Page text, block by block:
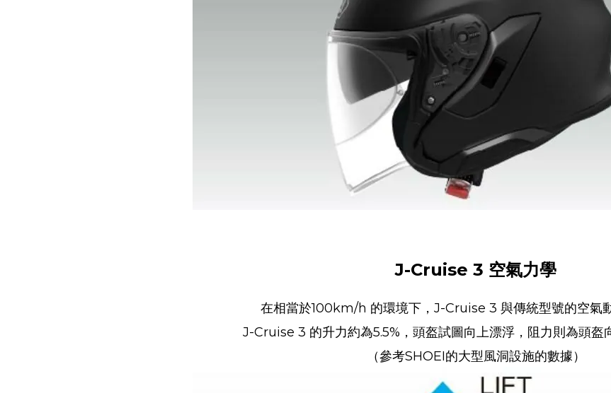
J-Cruise 3 空氣力學
在相當於100km/h 的環境下，J-Cruise 3 與傳統型號的空氣
J-Cruise 3 的升力約為5.5%，頭盔試圖向上漂浮，阻力則為頭盔
（參考SHOEI的大型風洞設施的數據）